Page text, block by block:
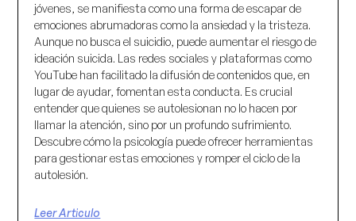
jóvenes, se manifiesta como una forma de escapar de
emociones abrumadoras como la ansiedad y la tristeza.
Aunque no busca el suicidio, puede aumentar el riesgo de
ideación suicida. Las redes sociales y plataformas como
YouTube han facilitado la difusión de contenidos que, en
lugar de ayudar, fomentan esta conducta. Es crucial
entender que quienes se autolesionan no lo hacen por
llamar la atención, sino por un profundo sufrimiento.
Descubre cómo la psicología puede ofrecer herramientas
para gestionar estas emociones y romper el ciclo de la
autolesión.
Leer Articulo